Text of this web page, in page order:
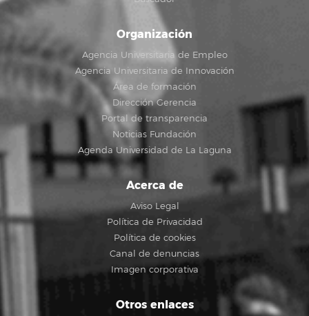
Organización
Agencia Universitaria de Empleo
Agencia Universitaria de Innovación
Área de formación
Dirección Gerencia
Portal de transparencia
Noticias Fundación
Agenda Universidad de La Laguna
Acerca de
Aviso Legal
Política de Privacidad
Política de cookies
Canal de denuncias
Imagen corporativa
Otros enlaces